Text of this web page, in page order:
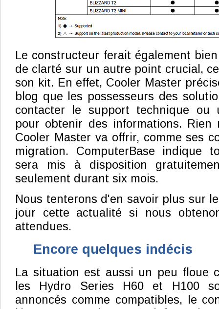
Le constructeur ferait également
de clarté sur un autre point crucial,
son kit. En effet, Cooler Master
blog que les possesseurs des
contacter le support technique ou
pour obtenir des informations. Rien
Cooler Master va offrir, comme ses
migration. ComputerBase indique
sera mis à disposition
seulement durant six mois.
Nous tenterons d'en savoir plus sur
jour cette actualité si nous
attendues.
Encore quelques indécis
La situation est aussi un peu floue
les Hydro Series H60 et H100
annoncés comme compatibles, le